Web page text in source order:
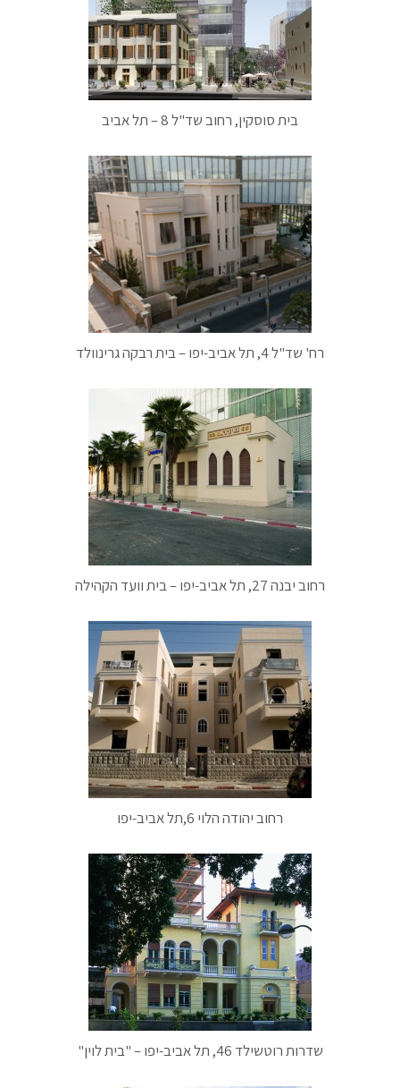
בית סוסקין, רחוב שד"ל 8 – תל אביב
רח' שד"ל 4, תל אביב-יפו – בית רבקה גרינוולד
רחוב יבנה 27, תל אביב-יפו – בית וועד הקהילה
רחוב יהודה הלוי 6,תל אביב-יפו
שדרות רוטשילד 46, תל אביב-יפו – "בית לוין"